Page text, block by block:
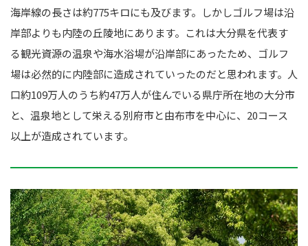
海岸線の長さは約775キロにも及びます。しかしゴルフ場は沿
岸部よりも内陸の丘陵地にあります。これは大分県を代表す
る観光資源の温泉や海水浴場が沿岸部にあったため、ゴルフ
場は必然的に内陸部に造成されていったのだと思われます。人
口約109万人のうち約47万人が住んでいる県庁所在地の大分市
と、温泉地として栄える別府市と由布市を中心に、20コース
以上が造成されています。